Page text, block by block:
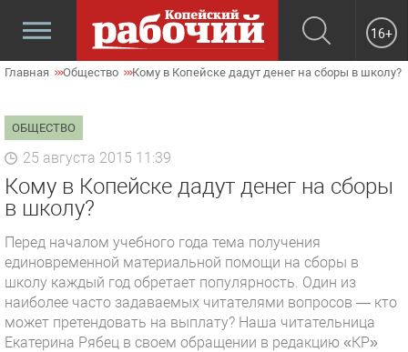
16+
Главная Общество Кому в Копейске дадут денег на сборы в школу?
ОБЩЕСТВО
25 августа 2015 11:39
Кому в Копейске дадут денег на сборы
в школу?
Перед началом учебного года тема получения
единовременной материальной помощи на сборы в
школу каждый год обретает популярность. Один из
наиболее часто задаваемых читателями вопросов — кто
может претендовать на выплату? Наша читательница
Екатерина Рябец в своем обращении в редакцию «КР»